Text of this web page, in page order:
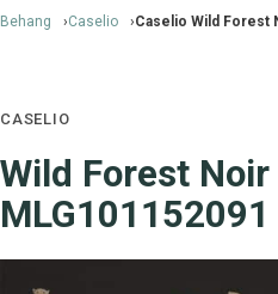
Behang Caselio Caselio Wild Forest
CASELIO
Wild Forest Noir
MLG101152091